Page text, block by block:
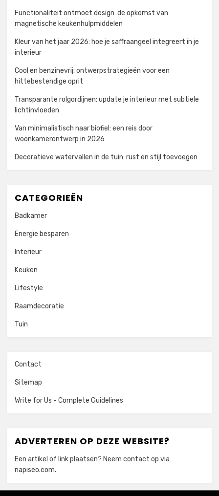
Functionaliteit ontmoet design: de opkomst van
magnetische keukenhulpmiddelen
Kleur van het jaar 2026: hoe je saffraangeel integreert in je
interieur
Cool en benzinevrij: ontwerpstrategieën voor een
hittebestendige oprit
Transparante rolgordijnen: update je interieur met subtiele
lichtinvloeden
Van minimalistisch naar biofiel: een reis door
woonkamerontwerp in 2026
Decoratieve watervallen in de tuin: rust en stijl toevoegen
CATEGORIEËN
Badkamer
Energie besparen
Interieur
Keuken
Lifestyle
Raamdecoratie
Tuin
Contact
Sitemap
Write for Us - Complete Guidelines
ADVERTEREN OP DEZE WEBSITE?
Een artikel of link plaatsen? Neem contact op via
napiseo.com.